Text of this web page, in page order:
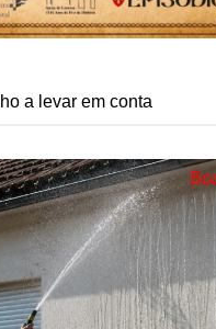
a levar em conta